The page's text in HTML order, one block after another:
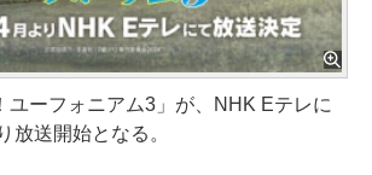
ーフォニアム3」が、NHK Eテレに
放送開始となる。